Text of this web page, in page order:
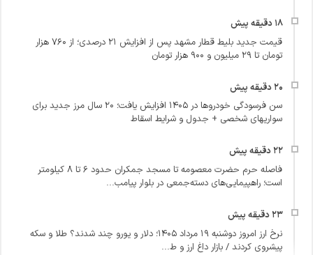
قیمت جدید بلیط قطار مشهد پس از افزایش ۲۱ درصدی؛ از ۷۶۰ هزار
تومان تا ۲۹ میلیون و ۹۰۰ هزار تومان
سن فرسودگی خودروها در ۱۴۰۵ افزایش یافت؛ ۲۰ سال مرز جدید برای
سواریهای شخصی + جدول و شرایط اسقاط
فاصله حرم حضرت معصومه تا مسجد جمکران حدود ۶ تا ۸ کیلومتر
است؛ راهپیمایی‌های دسته‌جمعی در بلوار پیامب...
نرخ ارز امروز دوشنبه ۱۹ مرداد ۱۴۰۵؛ دلار و یورو چند شدند؟ طلا و سکه
پیشروی کردند / بازار داغ ارز و ط...